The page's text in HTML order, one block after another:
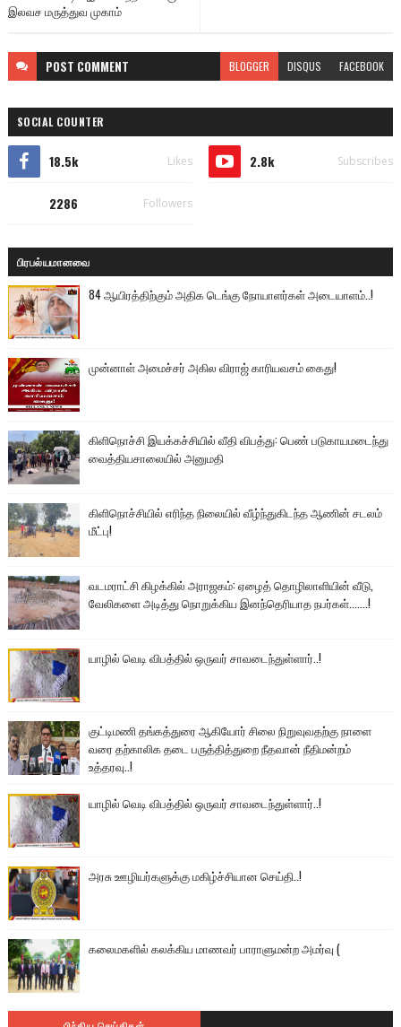
இலவச மருத்துவ முகாம்
POST COMMENT BLOGGER DISQUS FACEBOOK
SOCIAL COUNTER
18.5k Likes 2.8k Subscribes
2286 Followers
பிரபல்யமானவை
84 ஆயிரத்திற்கும் அதிக டெங்கு நோயாளர்கள் அடையாளம்..!
முன்னாள் அமைச்சர் அகில விராஜ் காரியவசம் கைது!
கிளிநொச்சி இயக்கச்சியில் வீதி விபத்து: பெண் படுகாயமடைந்து
வைத்தியசாலையில் அனுமதி
கிளிநொச்சியில் எரிந்த நிலையில் வீழ்ந்துகிடந்த ஆணின் சடலம்
மீட்பு!
வடமராட்சி கிழக்கில் அராஜகம்: ஏழைத் தொழிலாளியின் வீடு,
வேலிகளை அடித்து நொறுக்கிய இனந்தெரியாத நபர்கள்.......!
யாழில் வெடி விபத்தில் ஒருவர் சாவடைந்துள்ளார்..!
குட்டிமணி தங்கத்துரை ஆகியோர் சிலை நிறுவுவதற்கு நாளை
வரை தற்காலிக தடை பருத்தித்துறை நீதவான் நீதிமன்றம்
உத்தரவு..!
யாழில் வெடி விபத்தில் ஒருவர் சாவடைந்துள்ளார்..!
அரசு ஊழியர்களுக்கு மகிழ்ச்சியான செய்தி..!
கலைமகளில் கலக்கிய மாணவர் பாராளுமன்ற அமர்வு (